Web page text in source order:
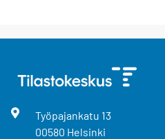
Työpajankatu 13
00580 Helsinki